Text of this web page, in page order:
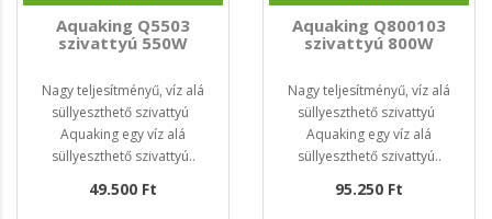
Aquaking Q5503
szivattyú 550W
Nagy teljesítményű, víz alá
süllyeszthető szivattyú
Aquaking egy víz alá
süllyeszthető szivattyú..
49.500 Ft
Aquaking Q800103
szivattyú 800W
Nagy teljesítményű, víz alá
süllyeszthető szivattyú
Aquaking egy víz alá
süllyeszthető szivattyú..
95.250 Ft